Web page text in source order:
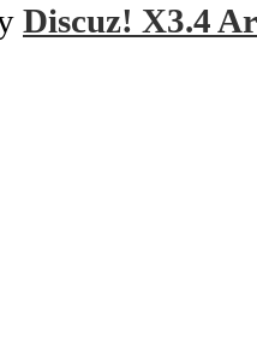
Discuz! X3.4